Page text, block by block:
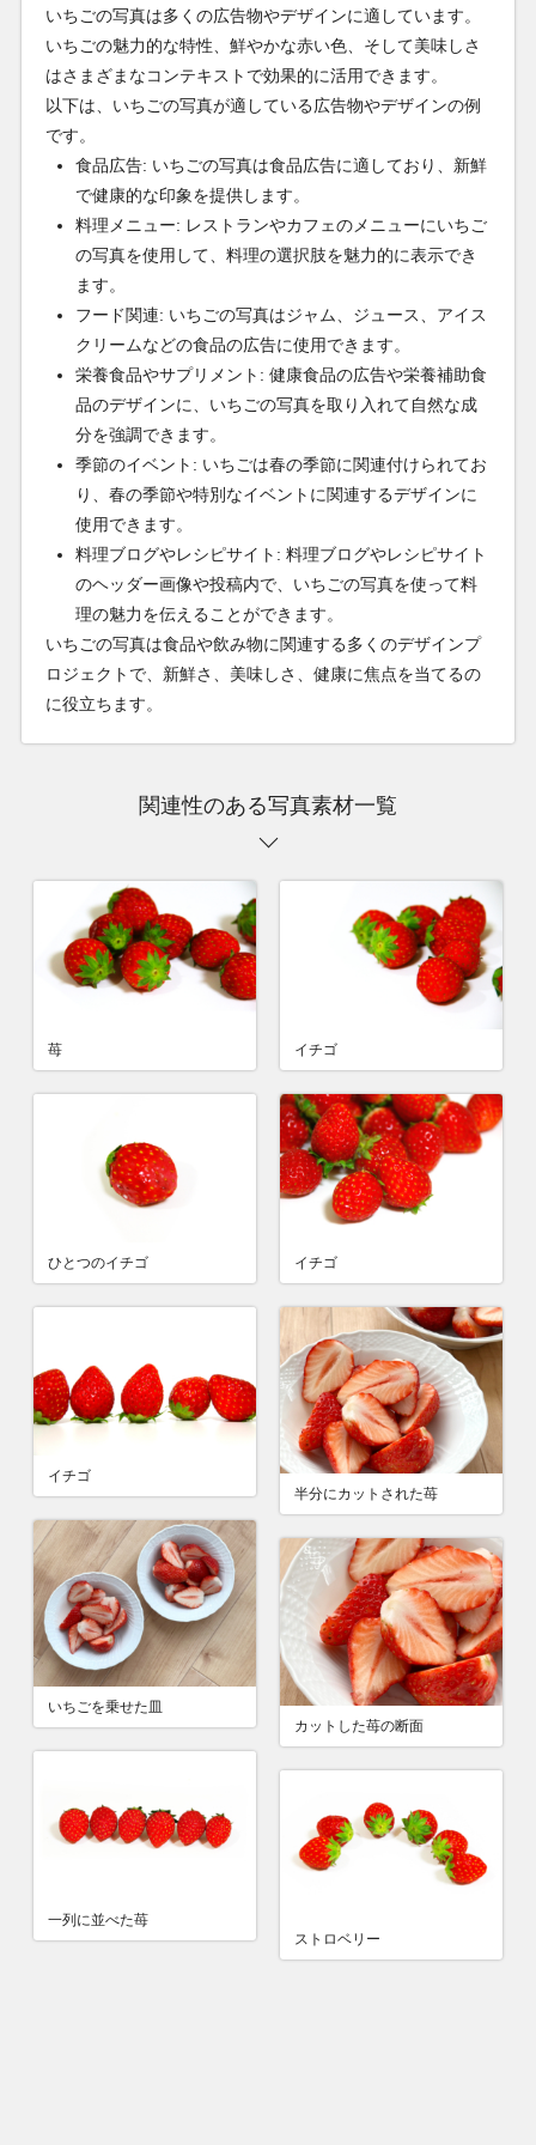
いちごの写真は多くの広告物やデザインに適しています。
いちごの魅力的な特性、鮮やかな赤い色、そして美味しさ
はさまざまなコンテキストで効果的に活用できます。
以下は、いちごの写真が適している広告物やデザインの例
です。
食品広告: いちごの写真は食品広告に適しており、新鮮
で健康的な印象を提供します。
料理メニュー: レストランやカフェのメニューにいちご
の写真を使用して、料理の選択肢を魅力的に表示でき
ます。
フード関連: いちごの写真はジャム、ジュース、アイス
クリームなどの食品の広告に使用できます。
栄養食品やサプリメント: 健康食品の広告や栄養補助食
品のデザインに、いちごの写真を取り入れて自然な成
分を強調できます。
季節のイベント: いちごは春の季節に関連付けられてお
り、春の季節や特別なイベントに関連するデザインに
使用できます。
料理ブログやレシピサイト: 料理ブログやレシピサイト
のヘッダー画像や投稿内で、いちごの写真を使って料
理の魅力を伝えることができます。
いちごの写真は食品や飲み物に関連する多くのデザインプ
ロジェクトで、新鮮さ、美味しさ、健康に焦点を当てるの
に役立ちます。
関連性のある写真素材一覧
苺 イチゴ
ひとつのイチゴ イチゴ
イチゴ
半分にカットされた苺
いちごを乗せた皿
カットした苺の断面
一列に並べた苺
ストロベリー